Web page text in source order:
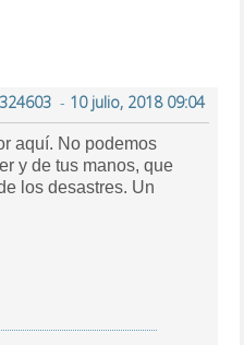
- 10 julio, 2018 09:04
aquí. No podemos
y de tus manos, que
los desastres. Un